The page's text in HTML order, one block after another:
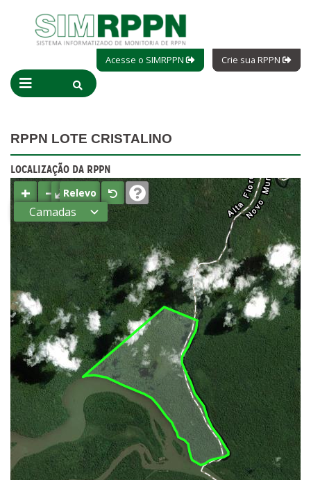
Acesse o SIMRPPN Crie sua RPPN
RPPN LOTE CRISTALINO
LOCALIZAÇÃO DA RPPN
+ −⤢Relevo
Camadas
Estados
Municípios
Terras
indígenas
(FUNAI)
UC Federal
UC Estaduais
UC
Municipais
Hidrografia
1:1.000.000
(ANA)
Biomas
(IBGE)